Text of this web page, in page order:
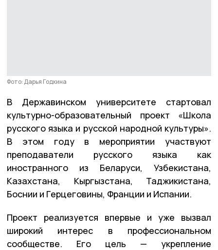
Фото: Дарья Годкина
В Державинском университете стартовал
культурно-образовательный проект «Школа
русского языка и русской народной культуры».
В этом году в мероприятии участвуют
преподаватели русского языка как
иностранного из Беларуси, Узбекистана,
Казахстана, Кыргызстана, Таджикистана,
Боснии и Герцеговины, Франции и Испании.
Проект реализуется впервые и уже вызвал
широкий интерес в профессиональном
сообществе. Его цель — укрепление